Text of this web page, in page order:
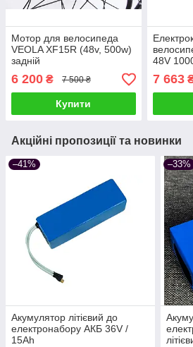
Мотор для велосипеда
VEOLA XF15R (48v, 500w)
задній
6 200 ₴ 7 500 ₴
Купити
48V
7 663
Акційні пропозиції та новинки
–41%
Акумулятор літієвий до
електронабору АКБ 36V /
15Ah
–33%